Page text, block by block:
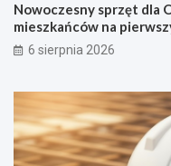
Nowoczesny sprzęt dla
mieszkańców na
6 sierpnia 2026